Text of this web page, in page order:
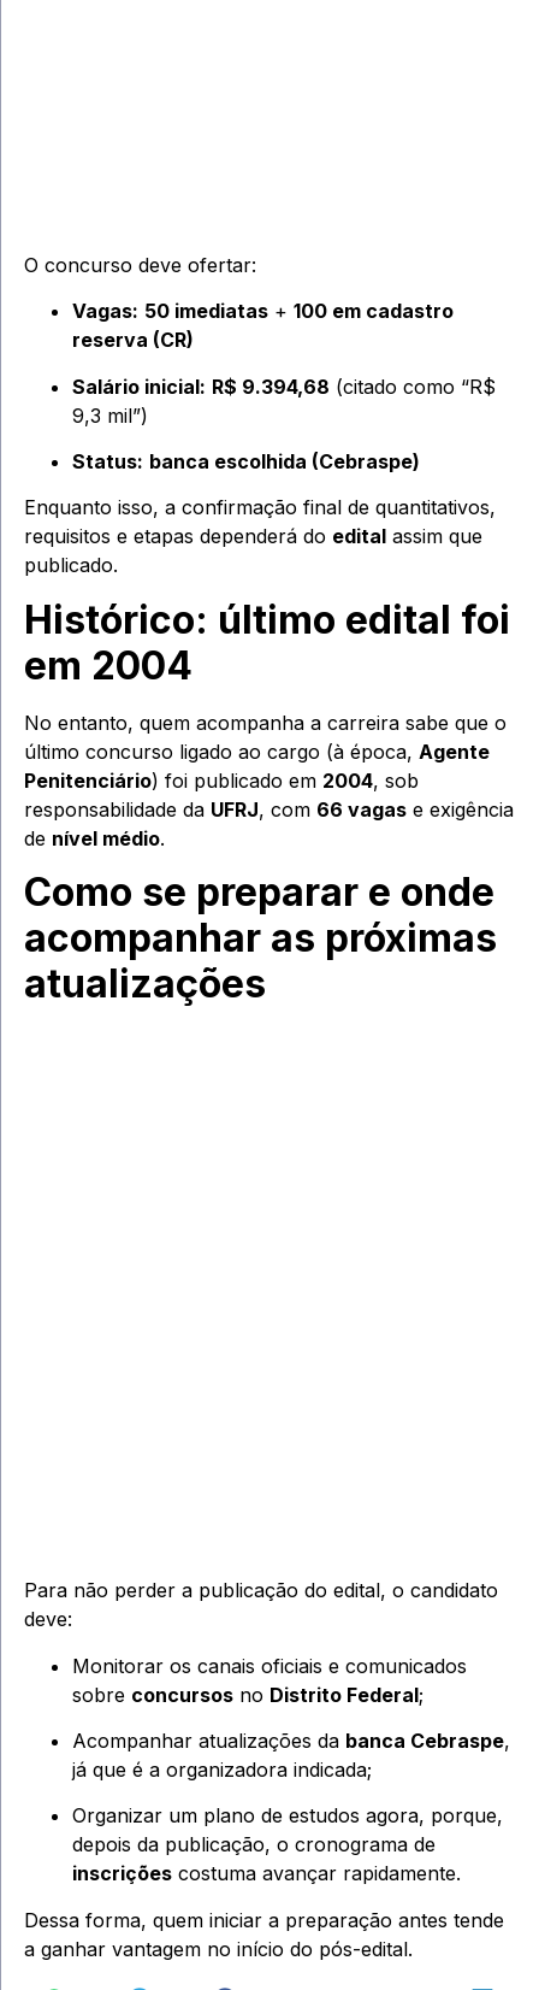
O concurso deve ofertar:
Vagas: 50 imediatas + 100 em cadastro
reserva (CR)
Salário inicial: R$ 9.394,68 (citado como “R$
9,3 mil”)
Status: banca escolhida (Cebraspe)
Enquanto isso, a confirmação final de quantitativos,
requisitos e etapas dependerá do edital assim que
publicado.
Histórico: último edital foi
em 2004
No entanto, quem acompanha a carreira sabe que o
último concurso ligado ao cargo (à época, Agente
Penitenciário) foi publicado em 2004, sob
responsabilidade da UFRJ, com 66 vagas e exigência
de nível médio.
Como se preparar e onde
acompanhar as próximas
atualizações
Para não perder a publicação do edital, o candidato
deve:
Monitorar os canais oficiais e comunicados
sobre concursos no Distrito Federal;
Acompanhar atualizações da banca Cebraspe,
já que é a organizadora indicada;
Organizar um plano de estudos agora, porque,
depois da publicação, o cronograma de
inscrições costuma avançar rapidamente.
Dessa forma, quem iniciar a preparação antes tende
a ganhar vantagem no início do pós-edital.